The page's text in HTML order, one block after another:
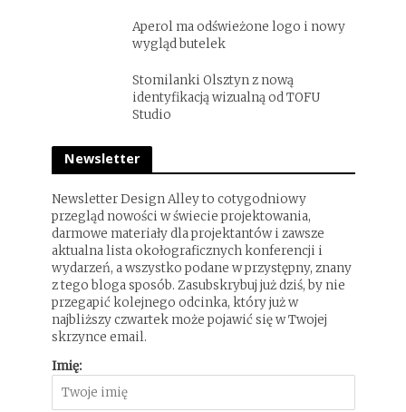
Aperol ma odświeżone logo i nowy
wygląd butelek
Stomilanki Olsztyn z nową
identyfikacją wizualną od TOFU
Studio
Newsletter
Newsletter Design Alley to cotygodniowy
przegląd nowości w świecie projektowania,
darmowe materiały dla projektantów i zawsze
aktualna lista okołograficznych konferencji i
wydarzeń, a wszystko podane w przystępny, znany
z tego bloga sposób. Zasubskrybuj już dziś, by nie
przegapić kolejnego odcinka, który już w
najbliższy czwartek może pojawić się w Twojej
skrzynce email.
Imię: